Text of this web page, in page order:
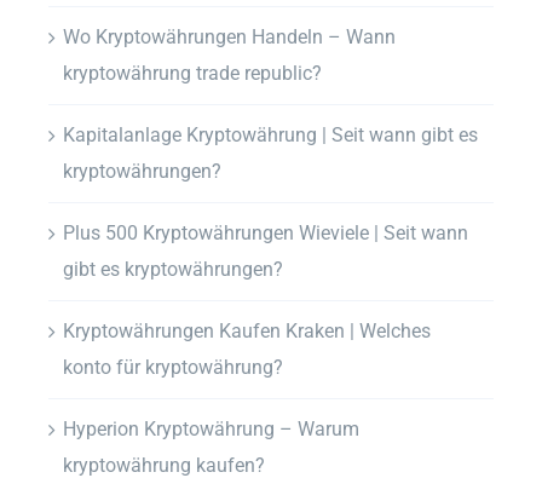
Wo Kryptowährungen Handeln – Wann
kryptowährung trade republic?
Kapitalanlage Kryptowährung | Seit wann gibt es
kryptowährungen?
Plus 500 Kryptowährungen Wieviele | Seit wann
gibt es kryptowährungen?
Kryptowährungen Kaufen Kraken | Welches
konto für kryptowährung?
Hyperion Kryptowährung – Warum
kryptowährung kaufen?